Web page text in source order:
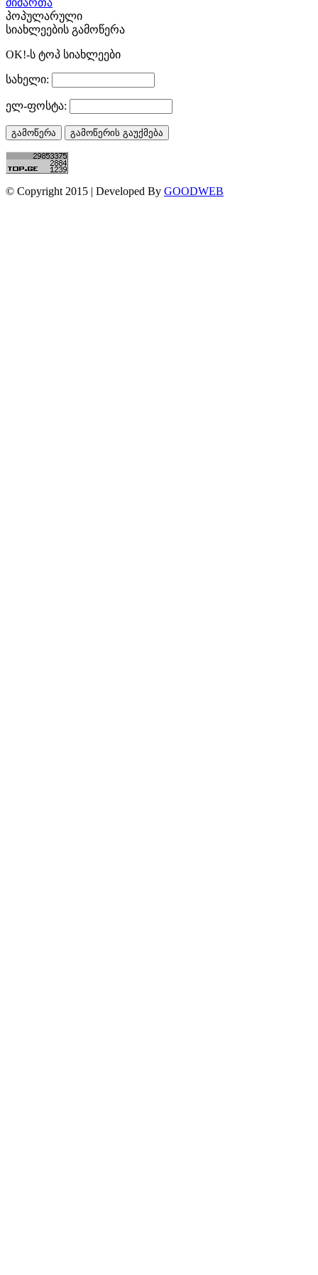
მიმართა
პოპულარული
სიახლეების გამოწერა
OK!-ს ტოპ სიახლეები
სახელი:
ელ-ფოსტა:
© Copyright 2015 | Developed By GOODWEB